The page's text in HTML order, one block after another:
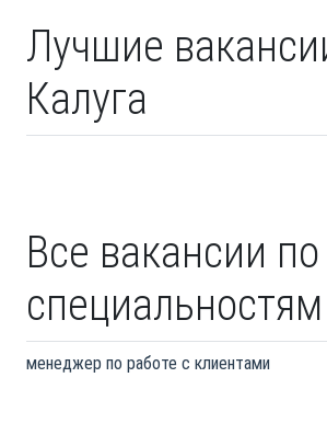
Лучшие
Калуга
Все вакансии по
специальностям
менеджер по работе с клиентами